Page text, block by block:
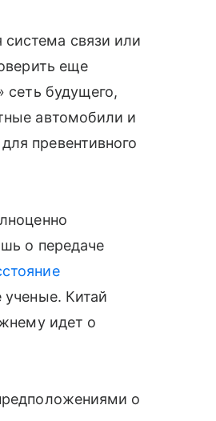
связи или
еще
сеть будущего,
автомобили и
превентивного
о передаче
ученые. Китай
идет о
о